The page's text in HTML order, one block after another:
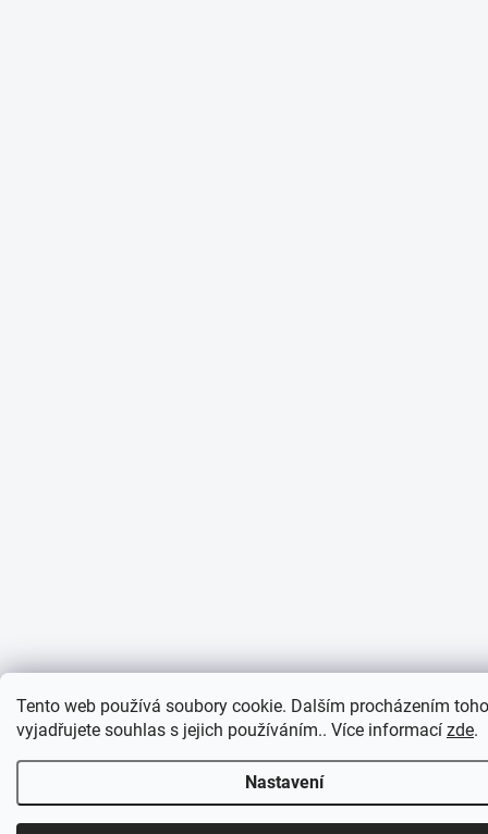
Tento web používá soubory cookie. Dalším procházením
vyjadřujete souhlas s jejich používáním.. Více informací zde.
Nastavení